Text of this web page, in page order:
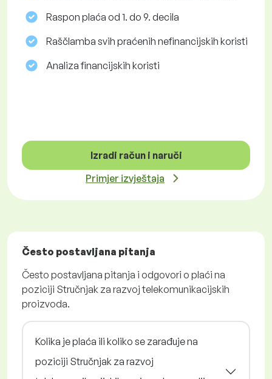
Raspon plaća od 1. do 9. decila
Raščlamba svih praćenih nefinancijskih koristi
Analiza financijskih koristi
Izradi račun i naruči
Primjer izvještaja
Često postavljana pitanja
Često postavljana pitanja i odgovori o plaći na
poziciji Stručnjak za razvoj telekomunikacijskih
proizvoda.
Kolika je plaća ili koliko se zarađuje na
poziciji Stručnjak za razvoj